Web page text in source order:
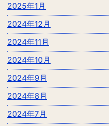
2025年1月
2024年12月
2024年11月
2024年10月
2024年9月
2024年8月
2024年7月